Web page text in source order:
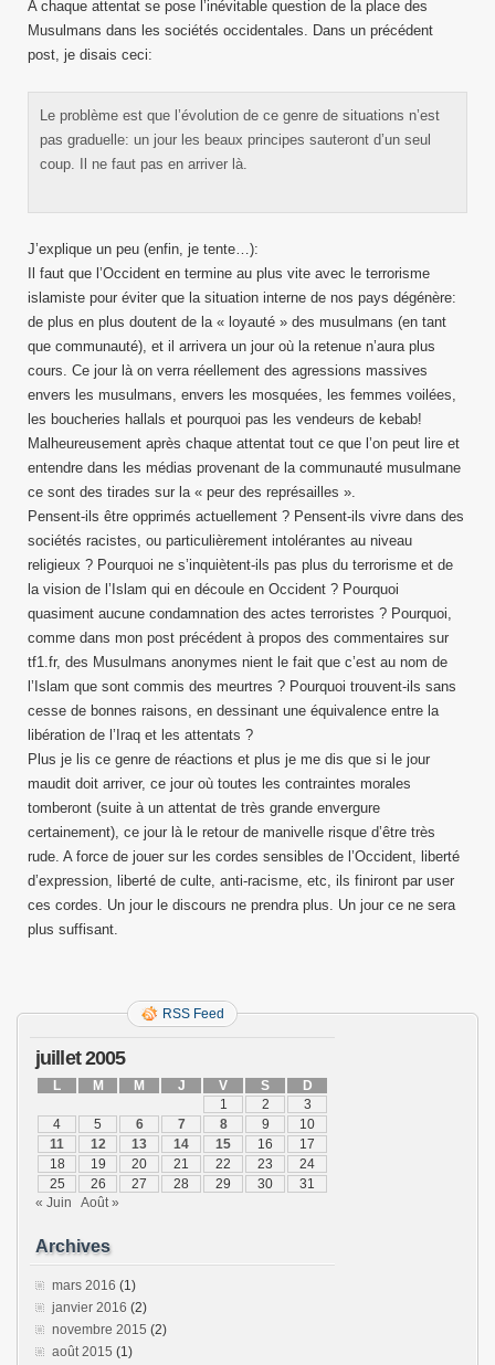
A chaque attentat se pose l’inévitable question de la place des
Musulmans dans les sociétés occidentales. Dans un précédent
post, je disais ceci:
Le problème est que l’évolution de ce genre de situations n’est
pas graduelle: un jour les beaux principes sauteront d’un seul
coup. Il ne faut pas en arriver là.
J’explique un peu (enfin, je tente…):
Il faut que l’Occident en termine au plus vite avec le terrorisme
islamiste pour éviter que la situation interne de nos pays dégénère:
de plus en plus doutent de la « loyauté » des musulmans (en tant
que communauté), et il arrivera un jour où la retenue n’aura plus
cours. Ce jour là on verra réellement des agressions massives
envers les musulmans, envers les mosquées, les femmes voilées,
les boucheries hallals et pourquoi pas les vendeurs de kebab!
Malheureusement après chaque attentat tout ce que l’on peut lire et
entendre dans les médias provenant de la communauté musulmane
ce sont des tirades sur la « peur des représailles ».
Pensent-ils être opprimés actuellement ? Pensent-ils vivre dans des
sociétés racistes, ou particulièrement intolérantes au niveau
religieux ? Pourquoi ne s’inquiètent-ils pas plus du terrorisme et de
la vision de l’Islam qui en découle en Occident ? Pourquoi
quasiment aucune condamnation des actes terroristes ? Pourquoi,
comme dans mon post précédent à propos des commentaires sur
tf1.fr, des Musulmans anonymes nient le fait que c’est au nom de
l’Islam que sont commis des meurtres ? Pourquoi trouvent-ils sans
cesse de bonnes raisons, en dessinant une équivalence entre la
libération de l’Iraq et les attentats ?
Plus je lis ce genre de réactions et plus je me dis que si le jour
maudit doit arriver, ce jour où toutes les contraintes morales
tomberont (suite à un attentat de très grande envergure
certainement), ce jour là le retour de manivelle risque d’être très
rude. A force de jouer sur les cordes sensibles de l’Occident, liberté
d’expression, liberté de culte, anti-racisme, etc, ils finiront par user
ces cordes. Un jour le discours ne prendra plus. Un jour ce ne sera
plus suffisant.
RSS Feed
juillet 2005
L M M J V S
D
1
2
3
4
5 6 7 8 9
10
11
12 13 14 15 16
17
18
19 20 21 22 23
24
25
26 27 28 29 30
31
« Juin
Août »
Archives
mars 2016 (1)
janvier 2016 (2)
novembre 2015 (2)
août 2015 (1)